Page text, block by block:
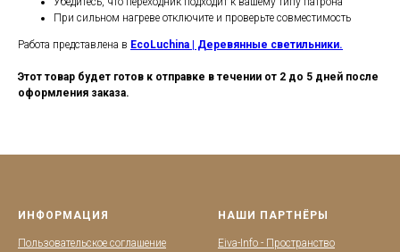
При сильном нагреве отключите и проверьте совместимость
Работа представлена в EcoLuchina | Деревянные светильники.
Этот товар будет готов к отправке в течении от 2 до 5 дней после
оформления заказа.
ИНФОРМАЦИЯ
Пользовательское соглашение
НАШИ ПАРТНЁРЫ
Eiva-Info - Пространство